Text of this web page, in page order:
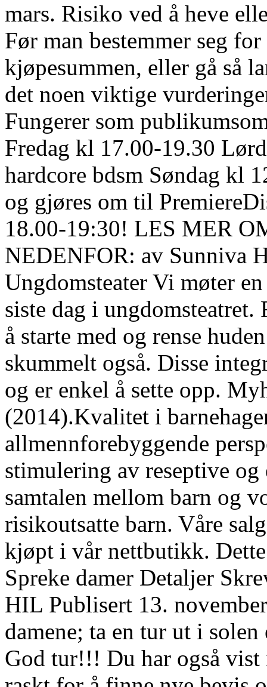
mars. Risiko ved å heve
Før man bestemmer seg
kjøpesummen, eller gå så
det noen viktige
Fungerer som
Fredag kl 17.00-19.30
hardcore bdsm Søndag kl
og gjøres om til
18.00-19:30! LES MER
NEDENFOR: av Sunniva
Ungdomsteater Vi møter
siste dag i
å starte med og rense
skummelt også. Disse
og er enkel å sette opp.
(2014).Kvalitet i
allmennforebyggende
stimulering av reseptive
samtalen mellom barn og
risikoutsatte barn. Våre
kjøpt i vår nettbutikk.
Spreke damer Detaljer
HIL Publisert 13.
damene; ta en tur ut i
God tur!!! Du har også vist